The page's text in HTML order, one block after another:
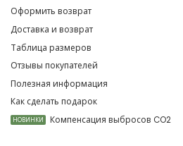
Оформить возврат
Доставка и возврат
Таблица размеров
Отзывы покупателей
Полезная информация
Как сделать подарок
НОВИНКИ Компенсация выбросов CO2